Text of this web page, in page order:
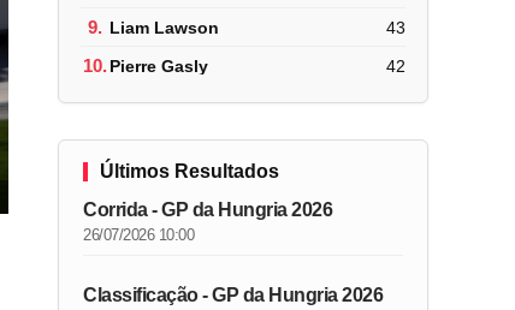
9. Liam Lawson 43
10.Pierre Gasly 42
Últimos Resultados
Corrida - GP da Hungria 2026
26/07/2026 10:00
Classificação - GP da Hungria 2026